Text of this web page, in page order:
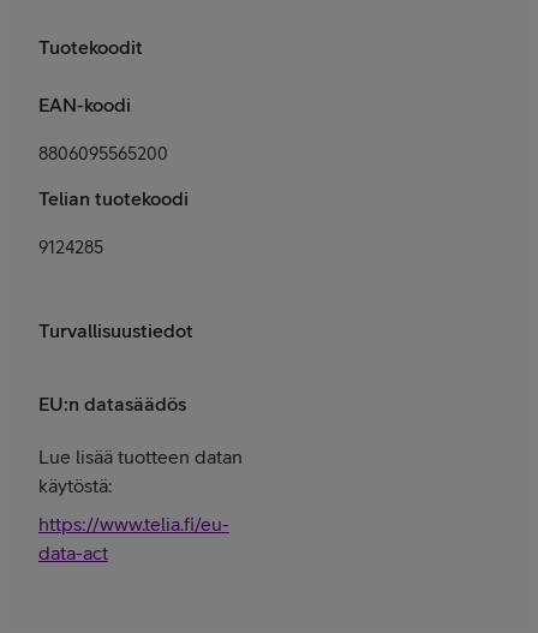
Tuotekoodit
EAN-koodi
8806095565200
Telian tuotekoodi
9124285
Turvallisuustiedot
EU:n datasäädös
Lue lisää tuotteen datan
käytöstä:
https://www.telia.fi/eu-
data-act